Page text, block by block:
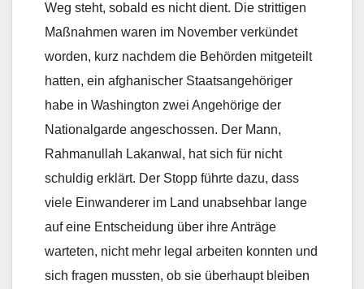
Weg steht, sobald es nicht dient. Die strittigen
Maßnahmen waren im November verkündet
worden, kurz nachdem die Behörden mitgeteilt
hatten, ein afghanischer Staatsangehöriger
habe in Washington zwei Angehörige der
Nationalgarde angeschossen. Der Mann,
Rahmanullah Lakanwal, hat sich für nicht
schuldig erklärt. Der Stopp führte dazu, dass
viele Einwanderer im Land unabsehbar lange
auf eine Entscheidung über ihre Anträge
warteten, nicht mehr legal arbeiten konnten und
sich fragen mussten, ob sie überhaupt bleiben